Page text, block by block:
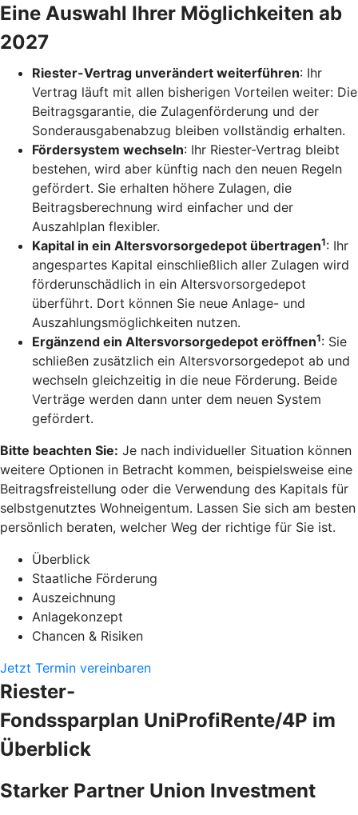
Eine Auswahl Ihrer Möglichkeiten ab
2027
Riester-Vertrag unverändert weiterführen: Ihr
Vertrag läuft mit allen bisherigen Vorteilen weiter: Die
Beitragsgarantie, die Zulagenförderung und der
Sonderausgabenabzug bleiben vollständig erhalten.
Fördersystem wechseln: Ihr Riester-Vertrag bleibt
bestehen, wird aber künftig nach den neuen Regeln
gefördert. Sie erhalten höhere Zulagen, die
Beitragsberechnung wird einfacher und der
Auszahlplan flexibler.
Kapital in ein Altersvorsorgedepot übertragen1: Ihr
angespartes Kapital einschließlich aller Zulagen wird
förderunschädlich in ein Altersvorsorgedepot
überführt. Dort können Sie neue Anlage- und
Auszahlungsmöglichkeiten nutzen.
Ergänzend ein Altersvorsorgedepot eröffnen1: Sie
schließen zusätzlich ein Altersvorsorgedepot ab und
wechseln gleichzeitig in die neue Förderung. Beide
Verträge werden dann unter dem neuen System
gefördert.
Bitte beachten Sie: Je nach individueller Situation können
weitere Optionen in Betracht kommen, beispielsweise eine
Beitragsfreistellung oder die Verwendung des Kapitals für
selbstgenutztes Wohneigentum. Lassen Sie sich am besten
persönlich beraten, welcher Weg der richtige für Sie ist.
Überblick
Staatliche Förderung
Auszeichnung
Anlagekonzept
Chancen & Risiken
Jetzt Termin vereinbaren
Riester-
Fondssparplan UniProfiRente/4P im
Überblick
Starker Partner Union Investment